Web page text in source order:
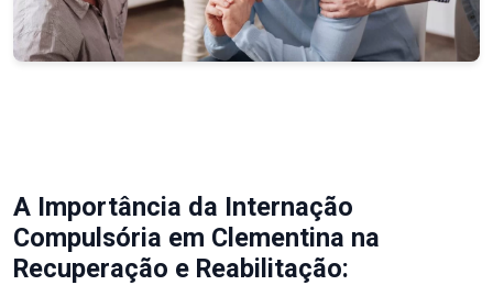
A Importância da Internação
Compulsória em Clementina na
Recuperação e Reabilitação: